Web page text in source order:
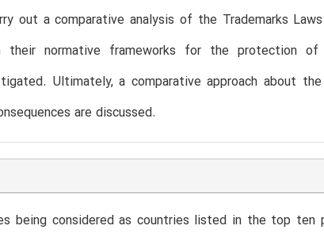
out a comparative analysis of the Trademarks
their normative frameworks for the protection
Ultimately, a comparative approach about
are discussed.
being considered as countries listed in the top